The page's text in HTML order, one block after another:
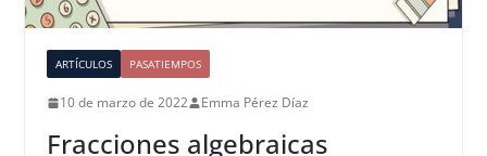
ARTÍCULOS PASATIEMPOS
10 de marzo de 2022 Emma Pérez Díaz
Fracciones algebraicas